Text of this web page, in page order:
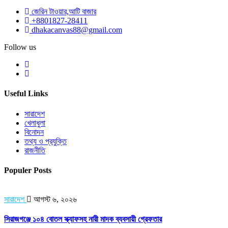
জেরিন টাওয়ার,আটি বাজার
+8801827-28411
dhakacanvas88@gmail.com
Follow us
Useful Links
সারাদেশ
খেলাধুলা
বিনোদন
তথ্য ও প্রযুক্তি
রাজনীতি
Populer Posts
সারাদেশ আগস্ট ৬, ২০২৬
সিরাজগঞ্জে ১০৪ বোতল স্ক্যাফসহ নারী মাদক ব্যবসায়ী গ্রেফতার